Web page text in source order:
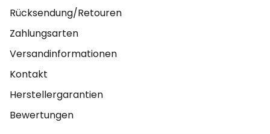
Rücksendung/Retouren
Zahlungsarten
Versandinformationen
Kontakt
Herstellergarantien
Bewertungen